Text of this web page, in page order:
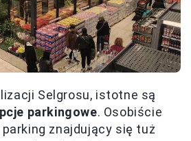
Selgrosu, istotne są
parkingowe. Osobiście
znajdujący się tuż